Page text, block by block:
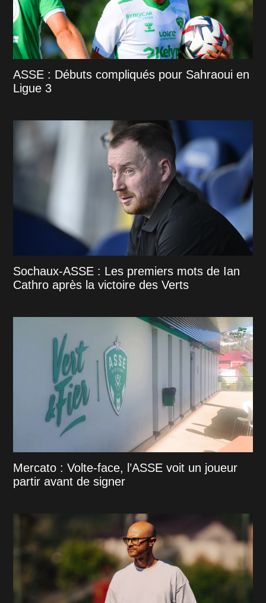
ASSE : Débuts compliqués pour Sahraoui en
Ligue 3
Sochaux-ASSE : Les premiers mots de Ian
Cathro après la victoire des Verts
Mercato : Volte-face, l’ASSE voit un joueur
partir avant de signer